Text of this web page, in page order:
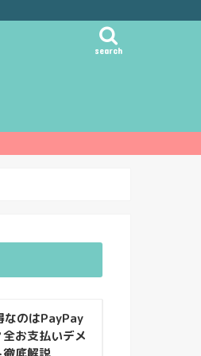
search
なのはPayPay
お支払いデメ